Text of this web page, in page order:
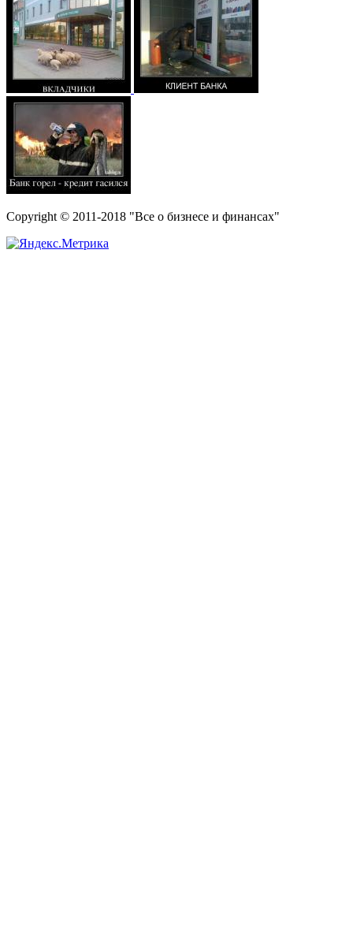
Copyright © 2011-2018 "Все о бизнесе и финансах"